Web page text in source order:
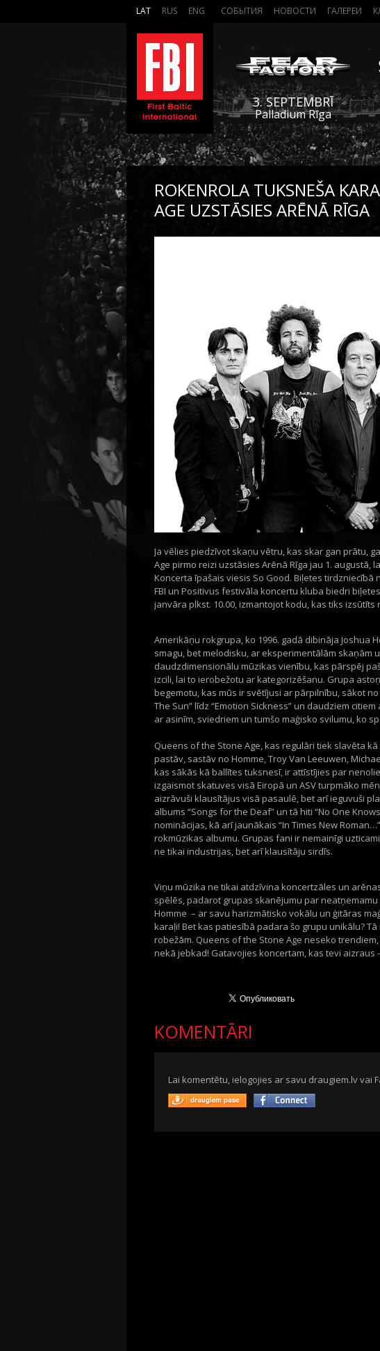
LAT RUS ENG СОБЫТИЯ НОВОСТИ ГАЛЕРЕИ
3. SEPTEMBRĪ
Palladium Rīga
ROKENROLA TUKSNEŠA
AGE UZSTĀSIES ARĒNĀ RĪGA
Ja vēlies piedzīvot skaņu vētru, kas skar gan prātu,
Age pirmo reizi uzstāsies Arēnā Rīga jau 1. augustā,
Koncerta īpašais viesis So Good. Biļetes tirdzniecībā
FBI un Positivus festivāla koncertu kluba biedri
janvāra plkst. 10.00, izmantojot kodu, kas tiks
Amerikāņu rokgrupa, ko 1996. gadā dibināja Joshua
smagu, bet melodisku, ar eksperimentālām skaņām
daudzdimensionālu mūzikas vienību, kas pārspēj
izcili, lai to ierobežotu ar kategorizēšanu. Grupa
begemotu, kas mūs ir svētījusi ar pārpilnību, sākot no
The Sun” līdz “Emotion Sickness” un daudziem
ar asinīm, sviedriem un tumšo maģisko svilumu, ko
Queens of the Stone Age, kas regulāri tiek slavēta
pastāv, sastāv no Homme, Troy Van Leeuwen,
kas sākās kā ballītes tuksnesī, ir attīstījies par
izgaismot skatuves visā Eiropā un ASV turpmāko
aizrāvuši klausītājus visā pasaulē, bet arī ieguvuši
albums “Songs for the Deaf” un tā hiti “No One
nominācijas, kā arī jaunākais “In Times New
rokmūzikas albumu. Grupas fani ir nemainīgi
ne tikai industrijas, bet arī klausītāju sirdīs.
Viņu mūzika ne tikai atdzīvina koncertzāles un
spēlēs, padarot grupas skanējumu par
Homme – ar savu harizmātisko vokālu un ģitāras
karaļi! Bet kas patiesībā padara šo grupu unikālu?
robežām. Queens of the Stone Age neseko
nekā jebkad! Gatavojies koncertam, kas tevi aizraus
KOMENTĀRI
Lai komentētu, ielogojies ar savu draugiem.lv vai